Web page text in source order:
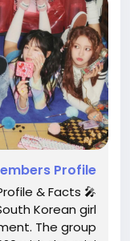
Profile
& Facts
Korean girl
The group